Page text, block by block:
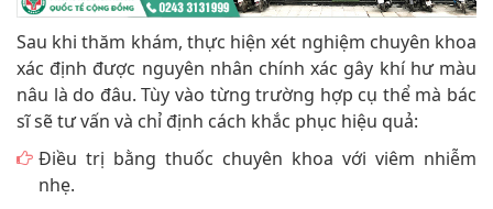
Sau khi thăm khám, thực hiện xét nghiệm chuyên khoa
xác định được nguyên nhân chính xác gây khí hư màu
nâu là do đâu. Tùy vào từng trường hợp cụ thể mà bác
sĩ sẽ tư vấn và chỉ định cách khắc phục hiệu quả:
Điều trị bằng thuốc chuyên khoa với viêm nhiễm
nhẹ.